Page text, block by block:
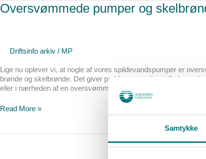
Samtykke
Oversvømmede pumper og
Driftsinfo arkiv / MP
Lige nu oplever vi, at nogle af vores spildevandspumper er
brønde og skelbrønde. Det giver problemer med overfladevand
eller i nærheden af en oversvømmet pumpe,
Oversvømmede
pumper
udfordringer
Read More »